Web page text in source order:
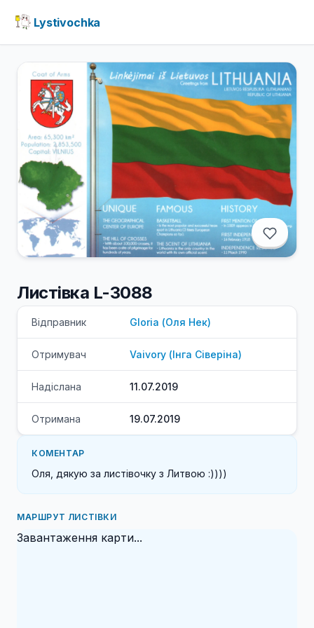
Lystivochka
Листівка L-3088
Відправник Gloria (Оля Нек)
Отримувач Vaivory (Інга Сіверіна)
Надіслана 11.07.2019
Отримана 19.07.2019
КОМЕНТАР
Оля, дякую за листівочку з Литвою :))))
МАРШРУТ ЛИСТІВКИ
Завантаження карти...